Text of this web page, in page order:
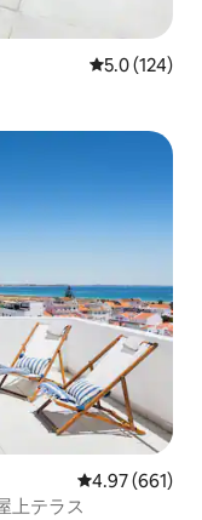
レビュー124
5.0 (124)
レビュー661
4.97 (661)
上テラス